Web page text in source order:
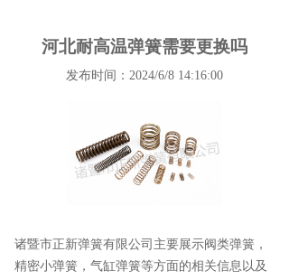
河北耐高温弹簧需要更换吗
发布时间：2024/6/8 14:16:00
诸暨市正新弹簧有限公司主要展示阀类弹簧 ，
精密小弹簧，气缸弹簧等方面的相关信息以及